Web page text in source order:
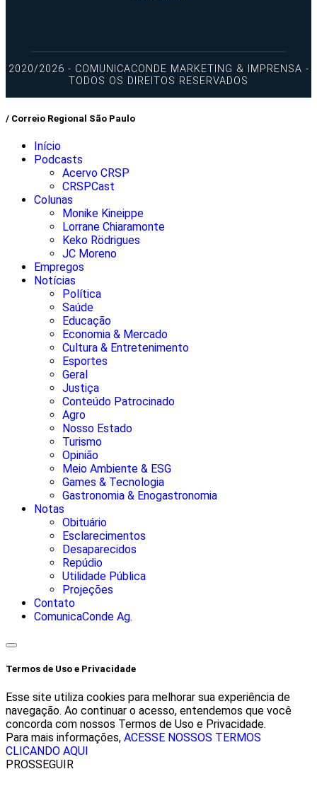
2020/2026 - COMUNICACONDE MARKETING & IMPRENSA -
TODOS OS DIREITOS RESERVADOS
/ Correio Regional São Paulo
Início
Podcasts
Acervo CRSP
CRSPCast
Colunas
Monike Kineippe
Lorrane Chiaramonte
Keko Rödrigues
JC Moreno
Empregos
Notícias
Política
Saúde
Educação
Economia & Mercado
Cultura & Entretenimento
Esportes
Geral
Justiça
Conteúdo Patrocinado
Agro
Nosso Estado
Turismo
Opinião
Meio Ambiente & ESG
Games & Tecnologia
Gastronomia & Enogastronomia
Notas
Obituário
Esclarecimentos
Desaparecidos
Repúdio
Utilidade Pública
Projeções
Contato
ComunicaConde Ag.
Termos de Uso e Privacidade
Esse site utiliza cookies para melhorar sua experiência de
navegação. Ao continuar o acesso, entendemos que você
concorda com nossos Termos de Uso e Privacidade.
Para mais informações, ACESSE NOSSOS TERMOS
CLICANDO AQUI
PROSSEGUIR